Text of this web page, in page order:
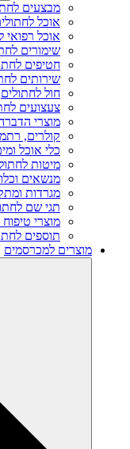
מבצעים
אוכל
אוכל רפואי
שימורים
חטיפים
שירותים
חול לחתולים
צעצועים
מוצרי
קולרים,
כלי אוכל
מיטות
מנשאים
מגרדות
תגי שם
מוצרי טיפוח
תוספים
מוצרים למכרסמים